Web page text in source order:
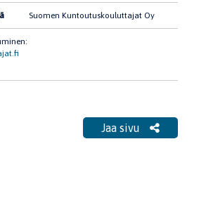
Suomen Kuntoutuskouluttajat Oy
Jaa sivu